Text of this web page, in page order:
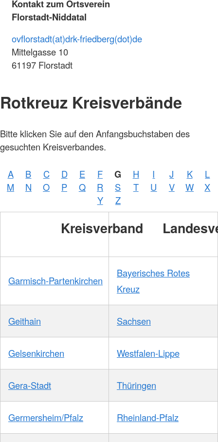
Kontakt zum Ortsverein
Florstadt-Niddatal
ovflorstadt(at)drk-friedberg(dot)de
Mittelgasse 10
61197 Florstadt
Rotkreuz Kreisverbände
Bitte klicken Sie auf den Anfangsbuchstaben des
gesuchten Kreisverbandes.
A B C D E F G H I J K
L
M
N O P Q R S T U V W
X
Y
Z
Kreisverband
Garmisch-Partenkirchen
Bayerisches Rotes
Kreuz
Geithain Sachsen
Gelsenkirchen Westfalen-Lippe
Gera-Stadt Thüringen
Germersheim/Pfalz Rheinland-Pfalz